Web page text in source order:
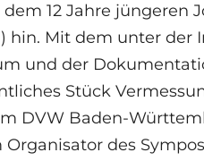
12 Jahre jüngeren
hin. Mit dem unter der
und der
Stück
DVW Baden-
des